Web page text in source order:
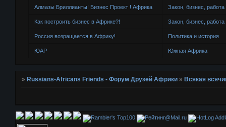
Алмазы Бриллианты! Бизнес Проект ! Африка Закон, бизнес,
Как построить бизнес в Африке?! Закон, бизнес,
Россия возращается в Африку! Политика и история
ЮАР Южная Африка
» Russians-Africans Friends - Форум Друзей Африки » Всякая